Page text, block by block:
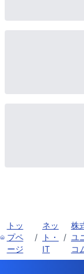
トッ
プペ
ージ
/
ネッ
ト・
IT
/
株
ユ
コ